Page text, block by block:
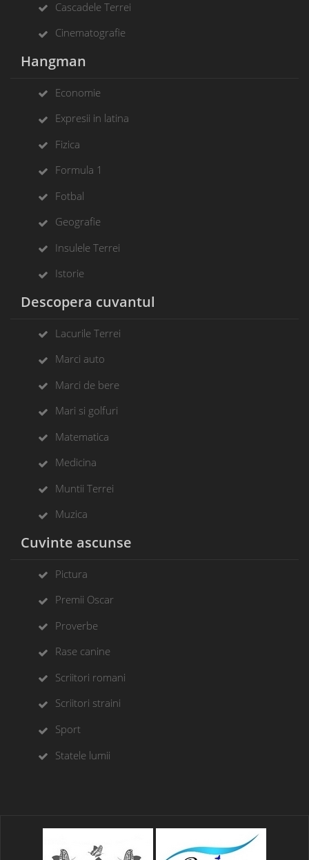
Cascadele Terrei
Cinematografie
Hangman
Economie
Expresii in latina
Fizica
Formula 1
Fotbal
Geografie
Insulele Terrei
Istorie
Descopera cuvantul
Lacurile Terrei
Marci auto
Marci de bere
Mari si golfuri
Matematica
Medicina
Muntii Terrei
Muzica
Cuvinte ascunse
Pictura
Premii Oscar
Proverbe
Rase canine
Scriitori romani
Scriitori straini
Sport
Statele lumii